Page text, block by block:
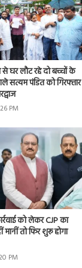
घर लौट रहे दो बच्चों के
सत्यम पंडित को गिरफ्तार
PM
को लेकर CJP का
तो फिर शुरू होगा
PM